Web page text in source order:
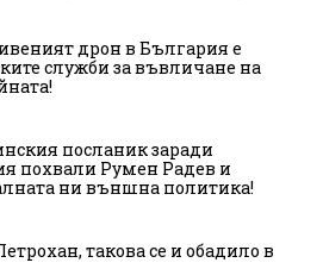
дрон в България е
служби за въвличане на
посланик заради
похвали Румен Радев и
ни външна политика!
такова се и обадило в